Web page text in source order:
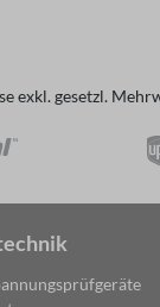
exkl. gesetzl.